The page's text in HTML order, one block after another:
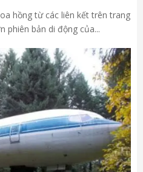
hồng từ các liên kết trên trang
phiên bản di động của...